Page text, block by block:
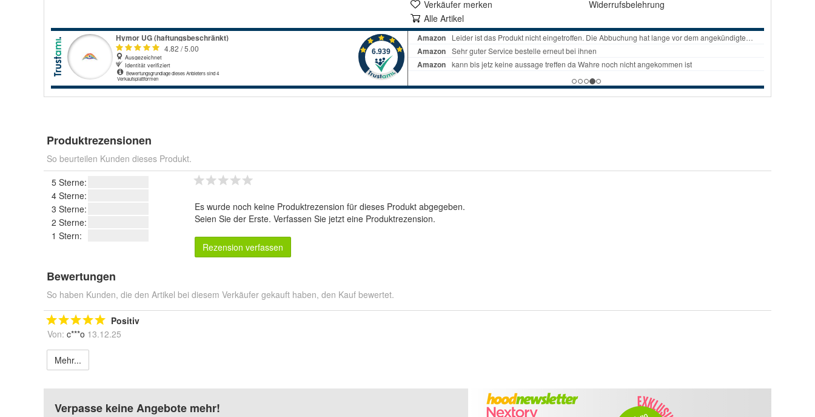
Verkäufer merken
Alle Artikel
Widerrufsbelehrung
Produktrezensionen
So beurteilen Kunden dieses Produkt.
5 Sterne:
4 Sterne:
3 Sterne:
2 Sterne:
1 Stern:
Es wurde noch keine Produktrezension für dieses Produkt abgegeben.
Seien Sie der Erste. Verfassen Sie jetzt eine Produktrezension.
Rezension verfassen
Bewertungen
So haben Kunden, die den Artikel bei diesem Verkäufer gekauft haben, den Kauf bewertet.
Positiv
Von: c***o 13.12.25
Mehr...
Verpasse keine Angebote mehr!